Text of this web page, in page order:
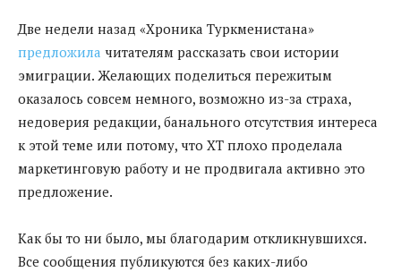
Две недели назад «Хроника Туркменистана»
предложила читателям рассказать свои истории
эмиграции. Желающих поделиться пережитым
оказалось совсем немного, возможно из-за страха,
недоверия редакции, банального отсутствия интереса
к этой теме или потому, что ХТ плохо проделала
маркетинговую работу и не продвигала активно это
предложение.
Как бы то ни было, мы благодарим откликнувшихся.
Все сообщения публикуются без каких-либо